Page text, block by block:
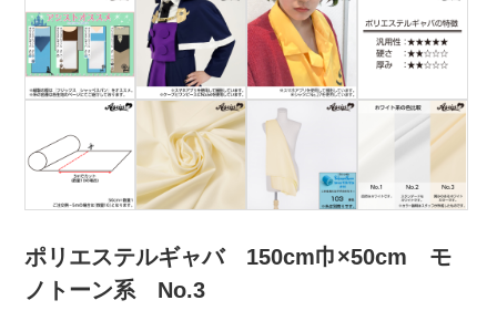
ポリエステルギャバ 150cm巾×50cm モ
ノトーン系 No.3